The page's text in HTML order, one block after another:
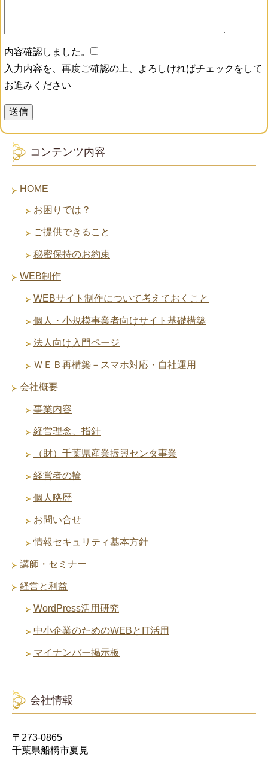
内容確認しました。
入力内容を、再度ご確認の上、よろしければチェックをして
お進みください
コンテンツ内容
HOME
お困りでは？
ご提供できること
秘密保持のお約束
WEB制作
WEBサイト制作について考えておくこと
個人・小規模事業者向けサイト基礎構築
法人向け入門ページ
ＷＥＢ再構築－スマホ対応・自社運用
会社概要
事業内容
経営理念、指針
（財）千葉県産業振興センタ事業
経営者の輪
個人略歴
お問い合せ
情報セキュリティ基本方針
講師・セミナー
経営と利益
WordPress活用研究
中小企業のためのWEBとIT活用
マイナンバー掲示板
会社情報
〒273-0865
千葉県船橋市夏見